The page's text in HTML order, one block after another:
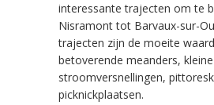
interessante trajecten om te
Nisramont tot Barvaux-sur-
trajecten zijn de moeite
betoverende meanders, kleine
stroomversnellingen,
picknickplaatsen.